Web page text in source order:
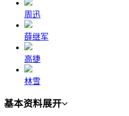
周迅
薛继军
高捷
林雪
基本资料展开